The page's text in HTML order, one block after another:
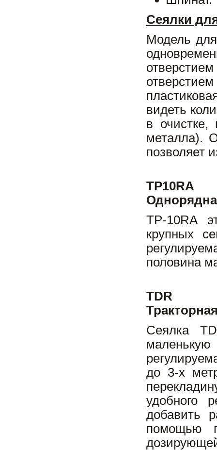
Сеялки
Модель
видеть
в
металла).
позволяет
TP10RA
ТР-10RА
крупных
половина
TDR
Сеялка
до 3-х
удобного
добавить
помощью